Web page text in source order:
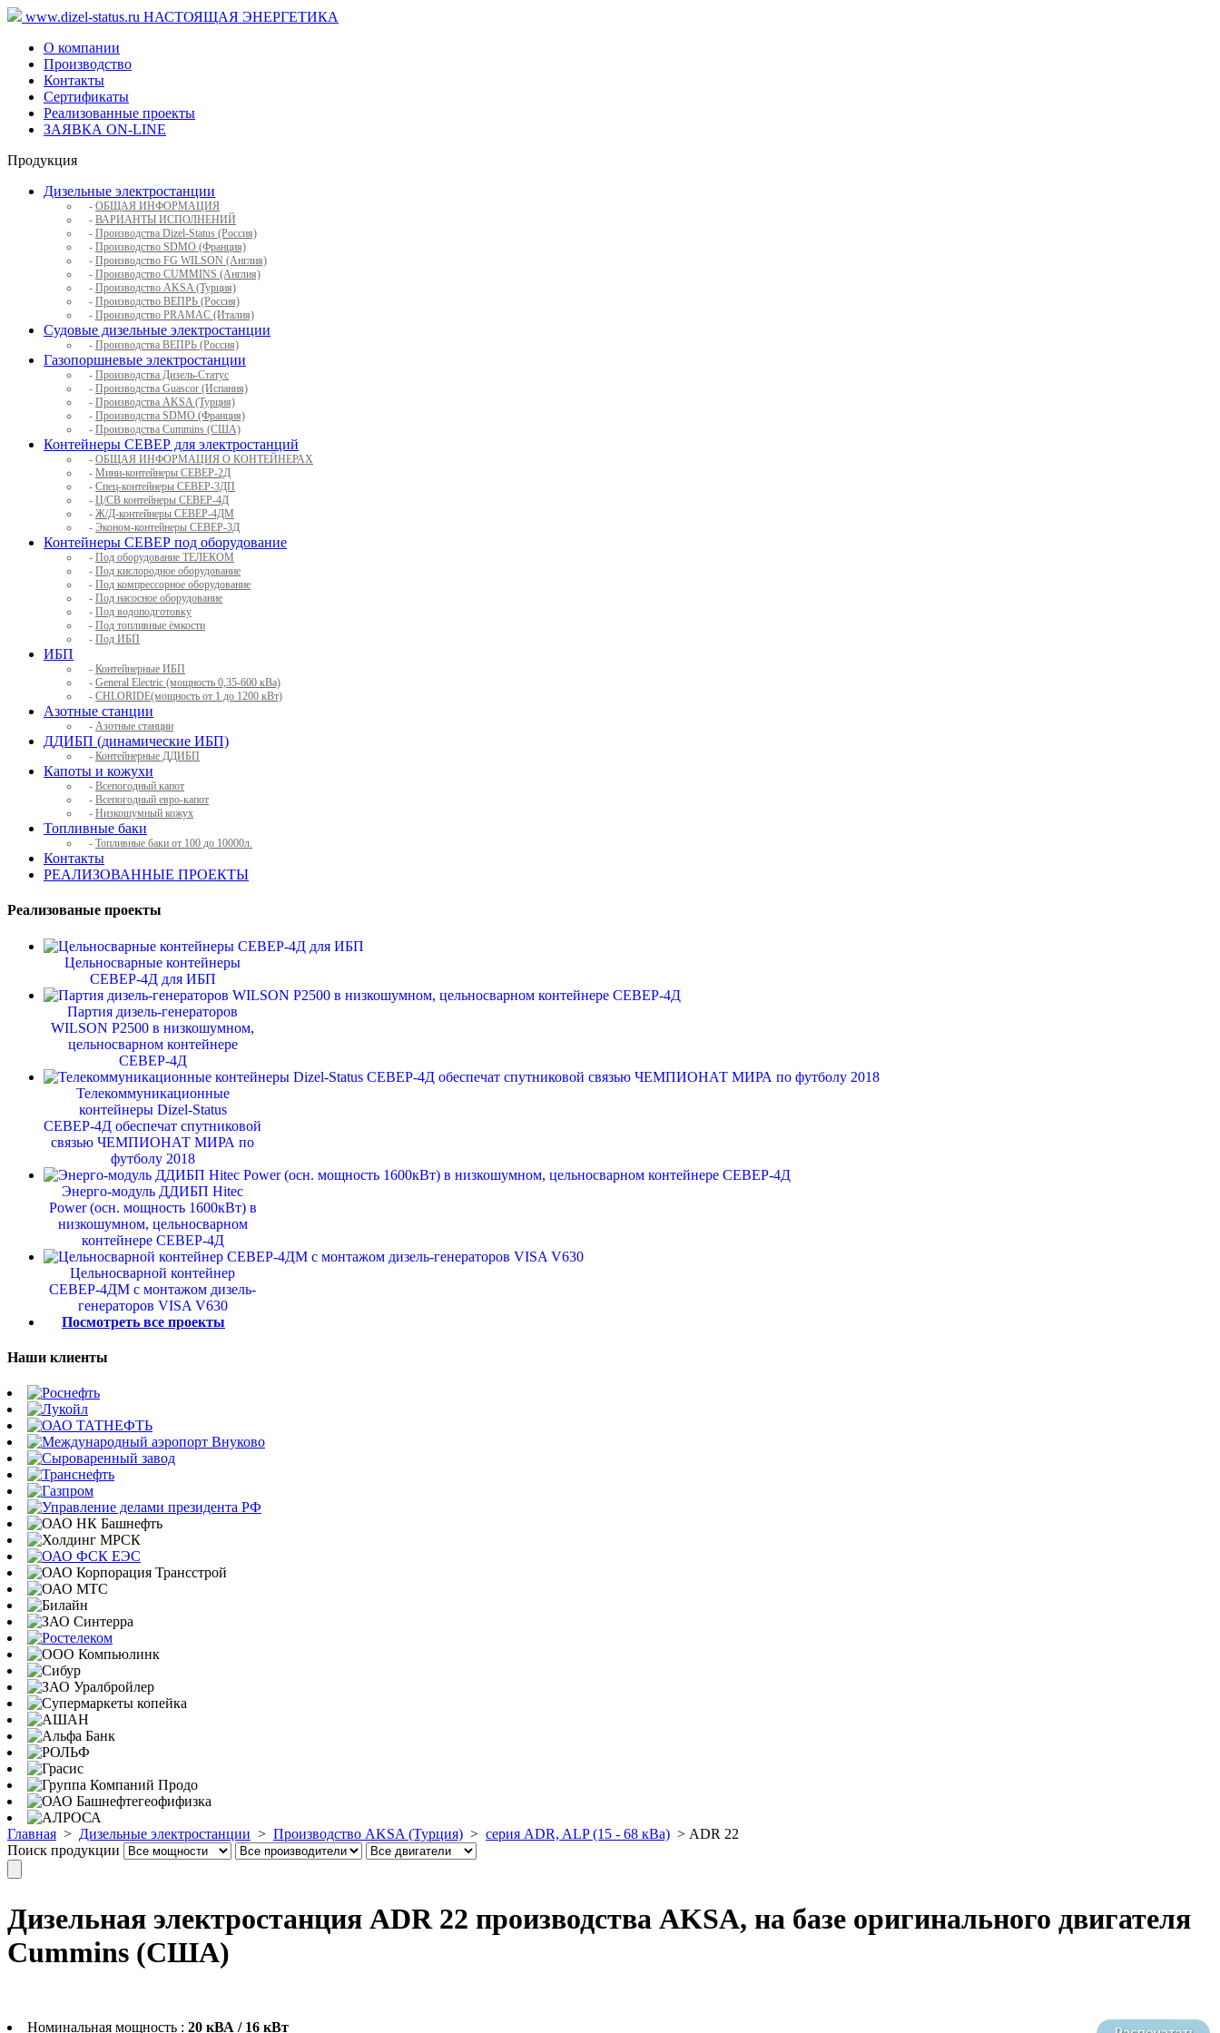
www.dizel-status.ru НАСТОЯЩАЯ ЭНЕРГЕТИКА
О компании
Производство
Контакты
Сертификаты
Реализованные проекты
ЗАЯВКА ON-LINE
Продукция
Дизельные электростанции
- ОБЩАЯ ИНФОРМАЦИЯ
- ВАРИАНТЫ ИСПОЛНЕНИЙ
- Производства Dizel-Status (Россия)
- Производство SDMO (Франция)
- Производство FG WILSON (Англия)
- Производство CUMMINS (Англия)
- Производство AKSA (Турция)
- Производство ВЕПРЬ (Россия)
- Производство PRAMAC (Италия)
Судовые дизельные электростанции
- Производства ВЕПРЬ (Россия)
Газопоршневые электростанции
- Производства Дизель-Статус
- Производства Guascor (Испания)
- Производства AKSA (Турция)
- Производства SDMO (Франция)
- Производства Cummins (США)
Контейнеры СЕВЕР для электростанций
- ОБЩАЯ ИНФОРМАЦИЯ О КОНТЕЙНЕРАХ
- Мини-контейнеры СЕВЕР-2Д
- Спец-контейнеры СЕВЕР-3ДП
- Ц/СВ контейнеры СЕВЕР-4Д
- Ж/Д-контейнеры СЕВЕР-4ДМ
- Эконом-контейнеры СЕВЕР-3Д
Контейнеры СЕВЕР под оборудование
- Под оборудование ТЕЛЕКОМ
- Под кислородное оборудование
- Под компрессорное оборудование
- Под насосное оборудование
- Под водоподготовку
- Под топливные ёмкости
- Под ИБП
ИБП
- Контейнерные ИБП
- General Electric (мощность 0,35-600 кВа)
- CHLORIDE(мощность от 1 до 1200 кВт)
Азотные станции
- Азотные станции
ДДИБП (динамические ИБП)
- Контейнерные ДДИБП
Капоты и кожухи
- Всепогодный капот
- Всепогодный евро-капот
- Низкошумный кожух
Топливные баки
- Топливные баки от 100 до 10000л.
Контакты
РЕАЛИЗОВАННЫЕ ПРОЕКТЫ
Реализованые проекты
Цельносварные контейнеры
СЕВЕР-4Д для ИБП
Партия дизель-генераторов
WILSON P2500 в низкошумном,
цельносварном контейнере
СЕВЕР-4Д
Телекоммуникационные
контейнеры Dizel-Status
СЕВЕР-4Д обеспечат спутниковой
связью ЧЕМПИОНАТ МИРА по
футболу 2018
Энерго-модуль ДДИБП Hitec
Power (осн. мощность 1600кВт) в
низкошумном, цельносварном
контейнере СЕВЕР-4Д
Цельносварной контейнер
СЕВЕР-4ДМ с монтажом дизель-
генераторов VISA V630
Посмотреть все проекты
Наши клиенты
Главная > Дизельные электростанции > Производство AKSA (Турция) > серия ADR, ALP (15 - 68 кВа) > ADR 22
Поиск продукции
Дизельная электростанция ADR 22 производства AKSA, на базе оригинального двигателя
Cummins (США)
Номинальная мощность : 20 кВА / 16 кВт